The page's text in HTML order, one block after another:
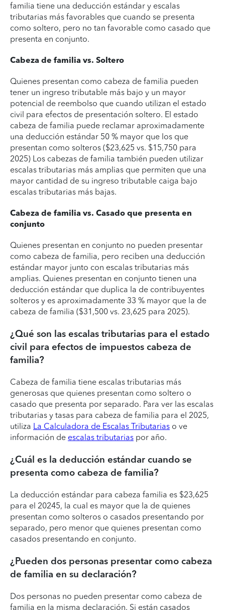
familia tiene una deducción estándar y escalas
tributarias más favorables que cuando se presenta
como soltero, pero no tan favorable como casado que
presenta en conjunto.
Cabeza de familia vs. Soltero
Quienes presentan como cabeza de familia pueden
tener un ingreso tributable más bajo y un mayor
potencial de reembolso que cuando utilizan el estado
civil para efectos de presentación soltero. El estado
cabeza de familia puede reclamar aproximadamente
una deducción estándar 50 % mayor que los que
presentan como solteros ($23,625 vs. $15,750 para
2025) Los cabezas de familia también pueden utilizar
escalas tributarias más amplias que permiten que una
mayor cantidad de su ingreso tributable caiga bajo
escalas tributarias más bajas.
Cabeza de familia vs. Casado que presenta en
conjunto
Quienes presentan en conjunto no pueden presentar
como cabeza de familia, pero reciben una deducción
estándar mayor junto con escalas tributarias más
amplias. Quienes presentan en conjunto tienen una
deducción estándar que duplica la de contribuyentes
solteros y es aproximadamente 33 % mayor que la de
cabeza de familia ($31,500 vs. 23,625 para 2025).
¿Qué son las escalas tributarias para el estado
civil para efectos de impuestos cabeza de
familia?
Cabeza de familia tiene escalas tributarias más
generosas que quienes presentan como soltero o
casado que presenta por separado. Para ver las escalas
tributarias y tasas para cabeza de familia para el 2025,
utiliza La Calculadora de Escalas Tributarias o ve
información de escalas tributarias por año.
¿Cuál es la deducción estándar cuando se
presenta como cabeza de familia?
La deducción estándar para cabeza familia es $23,625
para el 20245, la cual es mayor que la de quienes
presentan como solteros o casados presentando por
separado, pero menor que quienes presentan como
casados presentando en conjunto.
¿Pueden dos personas presentar como cabeza
de familia en su declaración?
Dos personas no pueden presentar como cabeza de
familia en la misma declaración. Si están casados